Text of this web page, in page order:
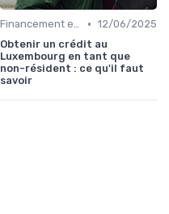
Financement et Prêts Immobiliers • 12/06/2025
Obtenir un crédit au
Luxembourg en tant que
non-résident : ce qu'il faut
savoir